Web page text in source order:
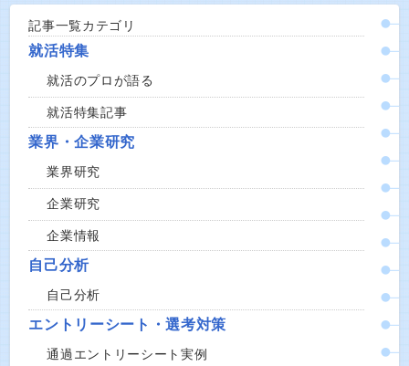
記事一覧カテゴリ
就活特集
就活のプロが語る
就活特集記事
業界・企業研究
業界研究
企業研究
企業情報
自己分析
自己分析
エントリーシート・選考対策
通過エントリーシート実例